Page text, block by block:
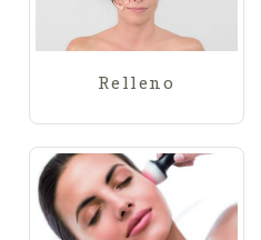
Relleno